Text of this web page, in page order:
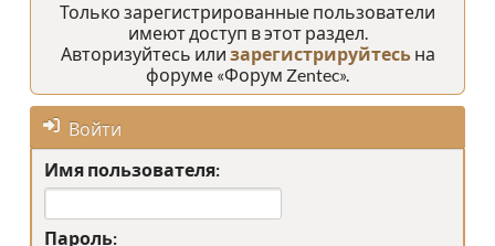
Только зарегистрированные пользователи
имеют доступ в этот раздел.
Авторизуйтесь или зарегистрируйтесьна
форуме «Форум Zentec».
Войти
Имя пользователя:
Пароль: